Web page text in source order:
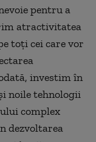
pentru a
atractivitatea
toţi cei care vor
investim în
noile tehnologii
complex
dezvoltarea